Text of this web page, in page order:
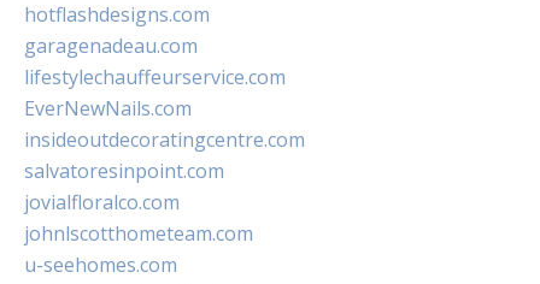
hotflashdesigns.com
garagenadeau.com
lifestylechauffeurservice.com
EverNewNails.com
insideoutdecoratingcentre.com
salvatoresinpoint.com
jovialfloralco.com
johnlscotthometeam.com
u-seehomes.com